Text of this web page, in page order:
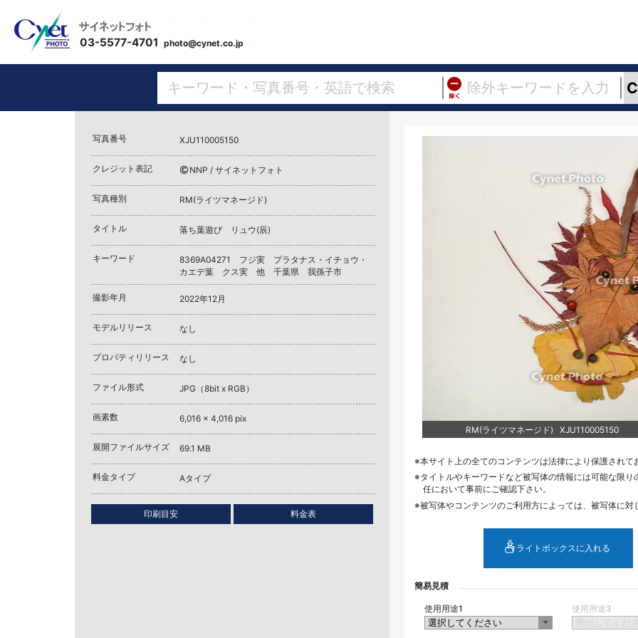
03-5577-4701 photo@cynet.co.jp
写真番号 XJU110005150
クレジット表記 NNP / サイネットフォト
写真種別 RM(ライツマネージド)
タイトル 落ち葉遊び リュウ(辰)
キーワード
8369A04271 フジ実 プラタナス・イチョウ・
カエデ葉 クス実 他 千葉県 我孫子市
撮影年月 2022年12月
モデルリリース なし
プロパティリリース なし
ファイル形式 JPG（8bit x RGB）
画素数 6,016 x 4,016 pix
展開ファイルサイズ 69.1 MB
料金タイプ Aタイプ
印刷目安 料金表
RM(ライツマネージド) XJU110005150
本サイト上の全てのコンテンツは法律により保護され
タイトルやキーワードなど被写体の情報には可能な限
任において事前にご確認下さい。
被写体やコンテンツのご利用方によっては、被写体に
ライトボックスに入れる
簡易見積
使用用途1 使用用途3